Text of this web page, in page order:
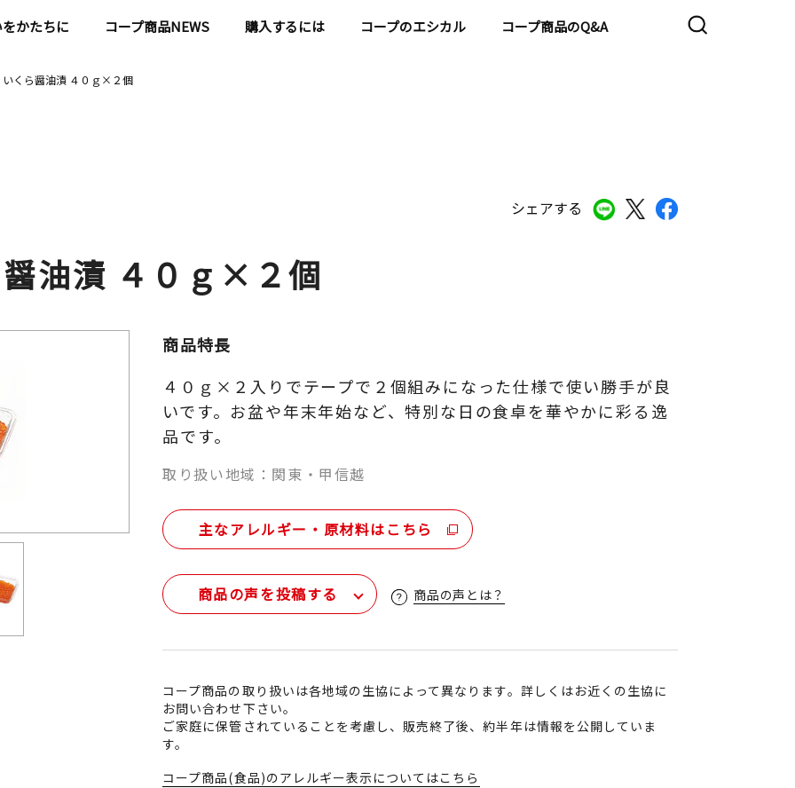
かたちに コープ商品NEWS 購入するには コープのエシカル コープ商品のQ&A
いくら醤油漬 ４０ｇ×２個
シェアする
油漬 ４０ｇ×２個
商品特長
４０ｇ×２入りでテープで２個組みになった仕様で使い勝手が良
いです。お盆や年末年始など、特別な日の食卓を華やかに彩る逸
品です。
取り扱い地域：関東・甲信越
主なアレルギー・原材料はこちら
商品の声を投稿する 商品の声とは？
コープ商品の取り扱いは各地域の生協によって異なります。詳しくはお近くの生協に
お問い合わせ下さい。
ご家庭に保管されていることを考慮し、販売終了後、約半年は情報を公開していま
す。
コープ商品(食品)のアレルギー表示についてはこちら